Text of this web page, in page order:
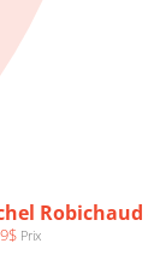
$ Prix